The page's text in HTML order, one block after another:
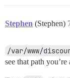
Stephen (Stephen)
/var/www/
see that path